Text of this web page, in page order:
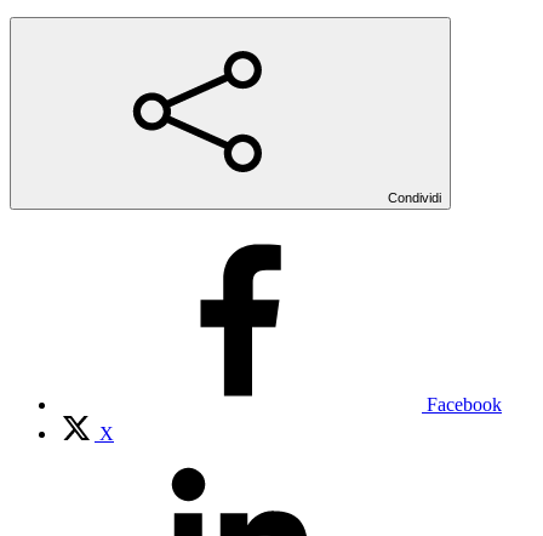
Condividi
Facebook
X